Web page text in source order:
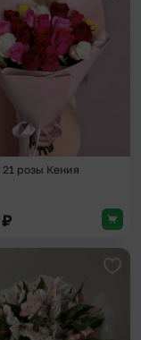
21 розы Кения
₽